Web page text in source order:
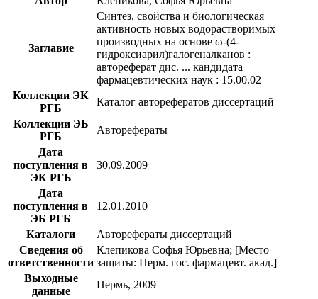
Заглавие
Синтез, свойства и биологическая
активность новых водорастворимых
производных на основе ω-(4-
гидроксиарил)галогеналканов :
автореферат дис. ... кандидата
фармацевтических наук : 15.00.02
Коллекции ЭК
РГБ
Каталог авторефератов диссертаций
Коллекции ЭБ
РГБ
Авторефераты
Дата
поступления в
ЭК РГБ
30.09.2009
Дата
поступления в
ЭБ РГБ
12.01.2010
Каталоги
Авторефераты диссертаций
Сведения об
ответственности
Клепикова Софья Юрьевна; [Место
защиты: Перм. гос. фармацевт. акад.]
Выходные
данные
Пермь, 2009